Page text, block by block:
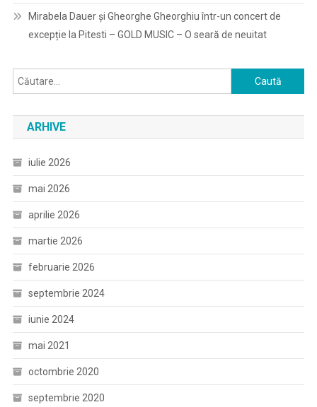
Mirabela Dauer și Gheorghe Gheorghiu într-un concert de
excepție la Pitesti – GOLD MUSIC – O seară de neuitat
Caută
după:
ARHIVE
iulie 2026
mai 2026
aprilie 2026
martie 2026
februarie 2026
septembrie 2024
iunie 2024
mai 2021
octombrie 2020
septembrie 2020